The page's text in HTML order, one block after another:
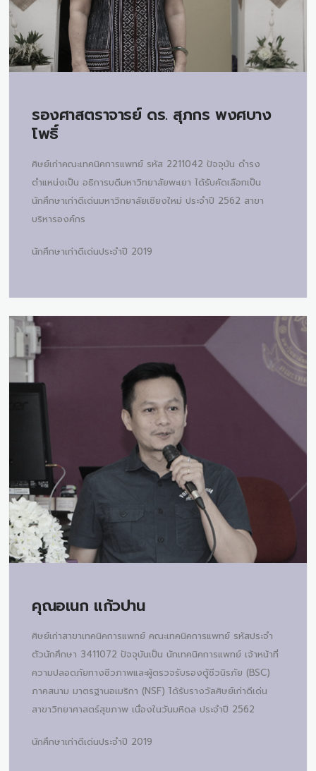
รองศาสตราจารย์ ดร. สุภกร พงศบาง
โพธิ์
ศิษย์เก่าคณะเทคนิคการแพทย์ รหัส 2211042 ปัจจุบัน ดำรง
ตำแหน่งเป็น อธิการบดีมหาวิทยาลัยพะเยา ได้รับคัดเลือกเป็น
นักศึกษาเก่าดีเด่นมหาวิทยาลัยเชียงใหม่ ประจำปี 2562 สาขา
บริหารองค์กร
นักศึกษาเก่าดีเด่นประจำปี 2019
คุณอเนก แก้วปาน
ศิษย์เก่าสาขาเทคนิคการแพทย์ คณะเทคนิคการแพทย์ รหัสประจำ
ตัวนักศึกษา 3411072 ปัจจุบันเป็น นักเทคนิคการแพทย์ เจ้าหน้าที่
ความปลอดภัยทางชีวภาพและผู้ตรวจรับรองตู้ชีวนิรภัย (BSC)
ภาคสนาม มาตรฐานอเมริกา (NSF) ได้รับรางวัลศิษย์เก่าดีเด่น
สาขาวิทยาศาสตร์สุขภาพ เนื่องในวันมหิดล ประจำปี 2562
นักศึกษาเก่าดีเด่นประจำปี 2019